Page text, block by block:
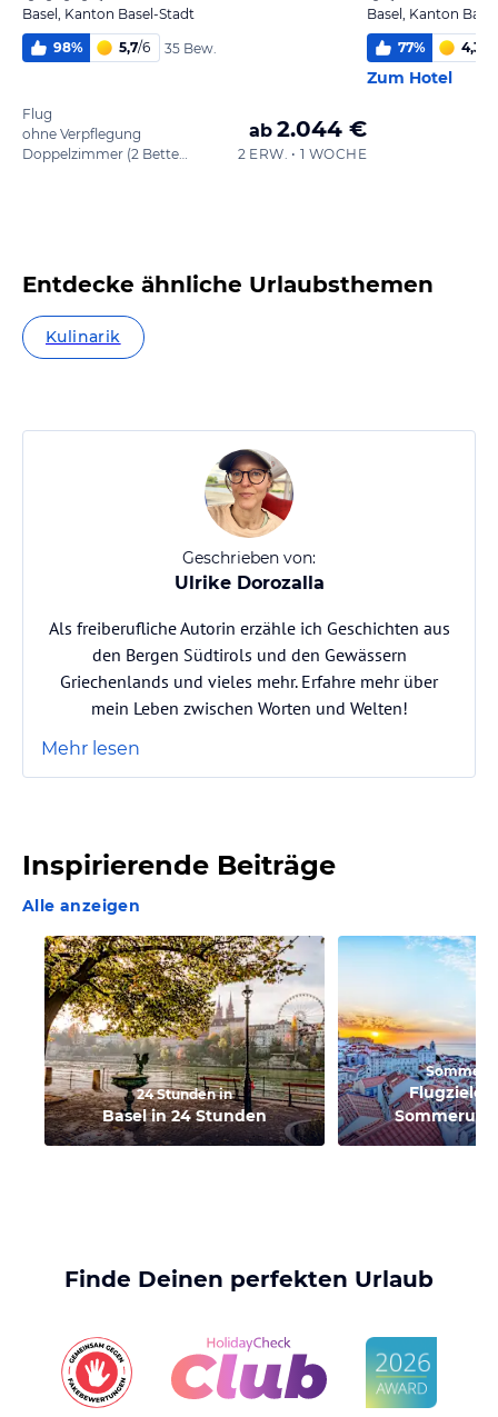
Basel, Kanton Basel-Stadt
98% 5,7/6 35 Bew.
Flug
ohne Verpflegung
Doppelzimmer (2 Betten) - De Luxe
ab 2.044 €
2 ERW. • 1 WOCHE
Basel, Kanton
77% 4,3
Zum Hotel
Entdecke ähnliche Urlaubsthemen
Kulinarik
Geschrieben von:
Ulrike Dorozalla
Als freiberufliche Autorin erzähle ich Geschichten aus
den Bergen Südtirols und den Gewässern
Griechenlands und vieles mehr. Erfahre mehr über
mein Leben zwischen Worten und Welten!
Mehr lesen
Inspirierende Beiträge
Alle anzeigen
24 Stunden in
Basel in 24 Stunden
Flugziele
Finde Deinen perfekten Urlaub